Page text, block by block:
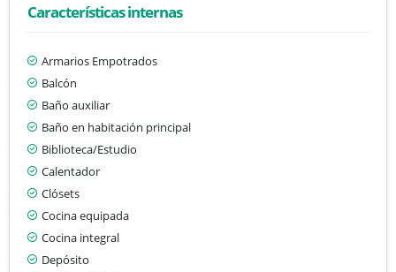
Características internas
Armarios Empotrados
Balcón
Baño auxiliar
Baño en habitación principal
Biblioteca/Estudio
Calentador
Clósets
Cocina equipada
Cocina integral
Depósito